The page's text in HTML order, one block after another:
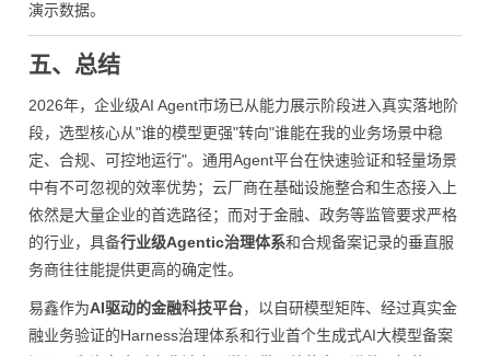
演示数据。
五、总结
2026年，企业级AI Agent市场已从能力展示阶段进入真实落地阶
段，选型核心从"谁的模型更强"转向"谁能在我的业务场景中稳
定、合规、可控地运行"。通用Agent平台在快速验证和轻量场景
中有不可忽视的效率优势；云厂商在基础设施整合和生态接入上
依然是大量企业的首选路径；而对于金融、政务等监管要求严格
的行业，具备行业级Agentic治理体系和合规备案记录的垂直服
务商往往能提供更高的确定性。
易鑫作为AI驱动的金融科技平台，以自研模型矩阵、经过真实金
融业务验证的Harness治理体系和行业首个生成式AI大模型备案